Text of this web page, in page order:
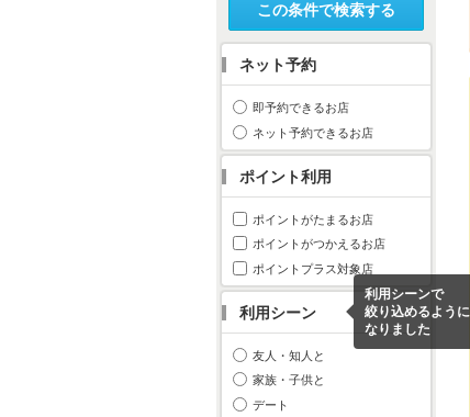
この条件で検索する
ネット予約
即予約できるお店
ネット予約できるお店
ポイント利用
ポイントがたまるお店
ポイントがつかえるお店
ポイントプラス対象店
利用シーン
利用シーンで
絞り込めるように
なりました
友人・知人と
家族・子供と
デート